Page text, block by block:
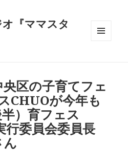
『ママスタ
区の子育てフェ
CHUOが今年も
）育フェス
行委員会委員長